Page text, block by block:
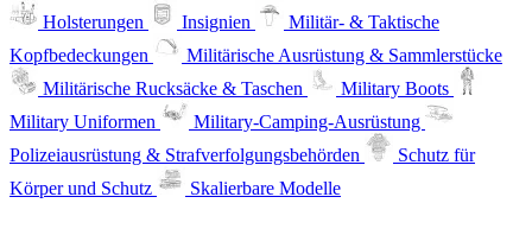
Holsterungen
Insignien
Militär- & Taktische
Kopfbedeckungen
Militärische Ausrüstung & Sammlerstücke
Militärische Rucksäcke & Taschen
Military Boots
Military Uniformen
Military-Camping-Ausrüstung
Polizeiausrüstung & Strafverfolgungsbehörden
Schutz für
Körper und Schutz
Skalierbare Modelle